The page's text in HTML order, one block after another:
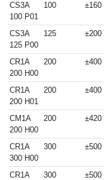
CS3A
100 P01
100 ±160
CS3A
125 P00
125 ±200
CR1A
200 H00
200 ±400
CR1A
200 H01
200 ±400
CM1A
200 H00
200 ±420
CR1A
300 H00
300 ±500
CR1A
300 ±500